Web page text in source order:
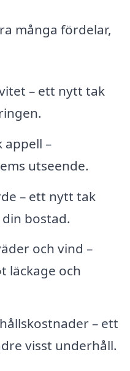
många fördelar,
– ett nytt tak
–
utseende.
– ett nytt tak
bostad.
och vind –
läckage och
– ett
visst underhåll.